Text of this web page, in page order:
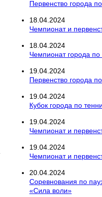
Первенство города
18.04.2024
Чемпионат и
18.04.2024
Чемпионат города
19.04.2024
Первенство города
19.04.2024
Кубок города по
19.04.2024
Чемпионат и
19.04.2024
Чемпионат и
20.04.2024
Соревнования по
«Сила воли»